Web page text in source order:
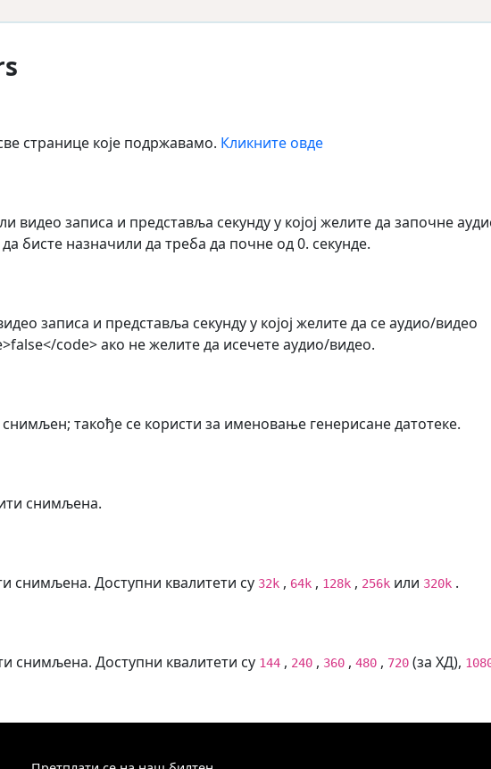
странице које подржавамо. Кликните овде
видео записа и представља секунду у којој желите да започне
да бисте назначили да треба да почне од 0. секунде.
записа и представља секунду у којој желите да се аудио/видео
code> ако не желите да исечете аудио/видео.
такође се користи за именовање генерисане датотеке.
снимљена.
снимљена. Доступни квалитети су 32k , 64k , 128k , 256k или 320k .
снимљена. Доступни квалитети су 144 , 240 , 360 , 480 , 720 (за ХД),